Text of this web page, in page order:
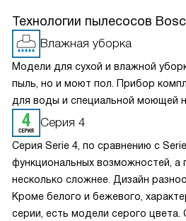
Технологии пылесосов
Влажная уборка
Модели для сухой и влажной
пыль, но и моют пол. Прибор
для воды и специальной моющей
Серия 4
Серия Serie 4, по сравнению с
функциональных возможностей, а
несколько сложнее. Дизайн
Кроме белого и бежевого,
серии, есть модели серого